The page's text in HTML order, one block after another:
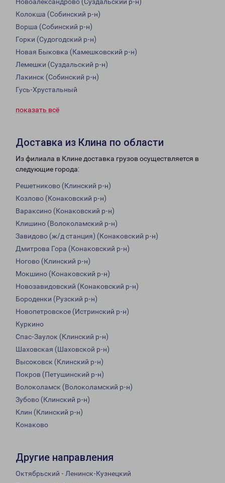
Новоалександрово (Суздальский р-н)
Колокша (Собинский р-н)
Ворша (Собинский р-н)
Горки (Судогодский р-н)
Новая Быковка (Камешковский р-н)
Лемешки (Суздальский р-н)
Лакинск (Собинский р-н)
Гусь-Хрустальный
показать всё
Доставка из Клина по области
Из филиала в Клине доставка грузов осуществляется в
следующие города:
Решетниково (Клинский р-н)
Козлово (Конаковский р-н)
Вараксино (Конаковский р-н)
Клишино (Волоколамский р-н)
Завидово (ж/д станция) (Конаковский р-н)
Дмитрова Гора (Конаковский р-н)
Ногово (Клинский р-н)
Мокшино (Конаковский р-н)
Новозавидовский (Конаковский р-н)
Бороденки (Рузский р-н)
Новопетровское (Истринский р-н)
Куркино
Спас-Заулок (Клинский р-н)
Шаховская (Шаховской р-н)
Высоковск (Клинский р-н)
Покров (Петушинский р-н)
Волоколамск (Волоколамский р-н)
Зубово (Клинский р-н)
Клин (Клинский р-н)
Конаково
Другие направления
Октябрьский - Ленинск-Кузнецкий